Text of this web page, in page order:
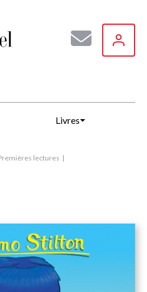
Livres
lectures